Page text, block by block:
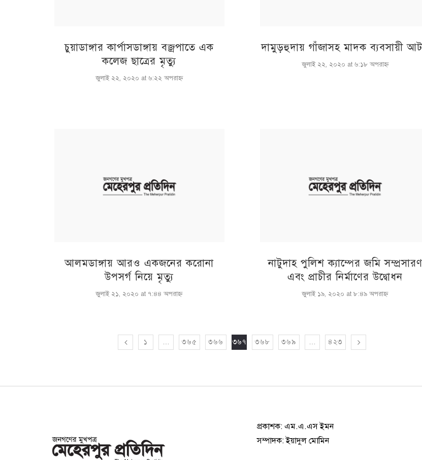
চুয়াডাঙ্গার কার্পাসডাঙ্গায় বজ্রপাতে এক
কলেজ ছাত্রের মৃত্যু
জুলাই ২২, ২০২০ at ৬:২২ অপরাহ্ণ
দামুড়হুদায় গাঁজাসহ মাদক ব্যবসায়ী
জুলাই ২২, ২০২০ at ৬:১৮ অপরাহ্ণ
আলমডাঙ্গায় আরও একজনের করোনা
উপসর্গ নিয়ে মৃত্যু
জুলাই ২১, ২০২০ at ৭:৪৪ অপরাহ্ণ
নাটুদাহ পুলিশ ক্যাম্পের জমি সম্প্রসারণ
এবং প্রাচীর নির্মাণের উদ্বোধন
জুলাই ১৯, ২০২০ at ৮:৪৯ অপরাহ্ণ
১ … ৩৬৫ ৩৬৬ ৩৬৭ ৩৬৮ ৩৬৯ … ৪২৩
প্রকাশক: এম.এ.এস ইমন
সম্পাদক: ইয়াদুল মোমিন